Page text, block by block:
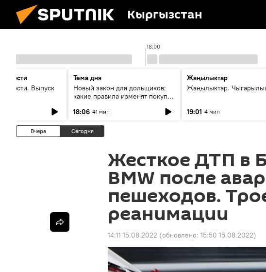
Кыргызстан
18:00
Выпуск
Тема дня
Новый закон для дольщиков:
какие правила изменят покупку
18:06 41 мин
Жаңылыктар
Жаңылыктар.
19:01 4 мин
Вчера Сегодня
Жесткое ДТП в
BMW после
пешеходов.
реанимации
14:11 15.08.2022 (обновлено: 15:50 15.08.2022)